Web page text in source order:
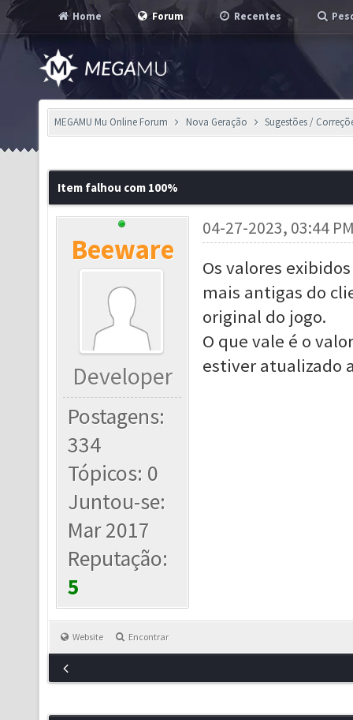
Home Forum Recentes
MEGAMU Mu Online Forum Nova Geração Sugestões /
Item falhou com 100%
Beeware
Developer
Postagens:
334
Tópicos: 0
Juntou-se:
Mar 2017
Reputação:
5
04-27-2023, 03:44
Os valores
mais antigas do
original do jogo.
O que vale é o
estiver atualizado
Website Encontrar